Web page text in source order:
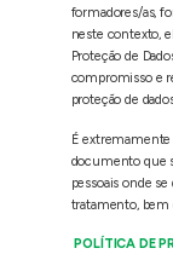
formadores/as,
neste contexto,
Proteção de
compromisso e
proteção de
É
documento que
pessoais onde
tratamento, bem
POLÍTICA DE